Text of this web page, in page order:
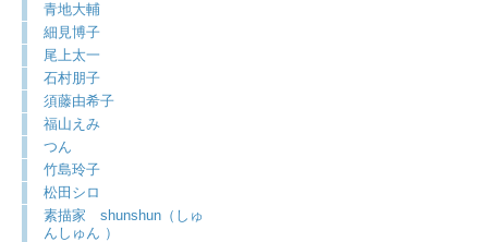
青地大輔
細見博子
尾上太一
石村朋子
須藤由希子
福山えみ
つん
竹島玲子
松田シロ
素描家 shunshun（しゅ
んしゅん ）